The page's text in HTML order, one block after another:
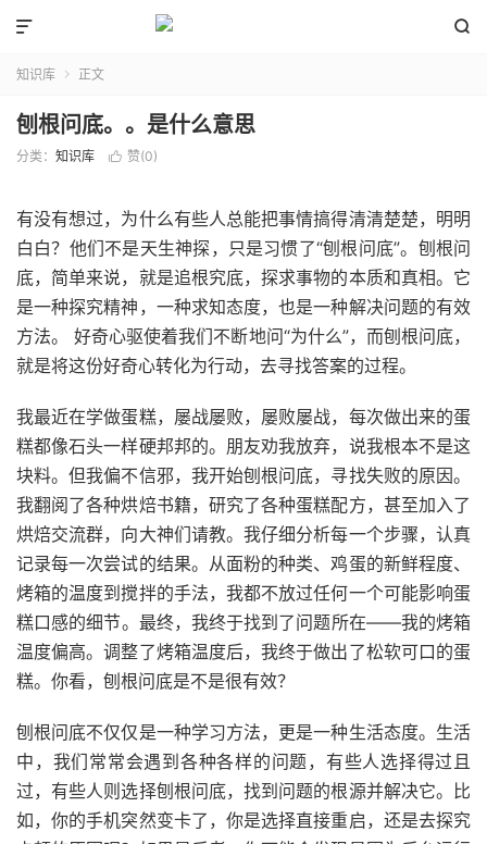


知识库  正文
刨根问底。。是什么意思
分类： 知识库  赞(0)
有没有想过，为什么有些人总能把事情搞得清清楚楚，明明
白白？他们不是天生神探，只是习惯了“刨根问底”。刨根问
底，简单来说，就是追根究底，探求事物的本质和真相。它
是一种探究精神，一种求知态度，也是一种解决问题的有效
方法。 好奇心驱使着我们不断地问“为什么”，而刨根问底，
就是将这份好奇心转化为行动，去寻找答案的过程。
我最近在学做蛋糕，屡战屡败，屡败屡战，每次做出来的蛋
糕都像石头一样硬邦邦的。朋友劝我放弃，说我根本不是这
块料。但我偏不信邪，我开始刨根问底，寻找失败的原因。
我翻阅了各种烘焙书籍，研究了各种蛋糕配方，甚至加入了
烘焙交流群，向大神们请教。我仔细分析每一个步骤，认真
记录每一次尝试的结果。从面粉的种类、鸡蛋的新鲜程度、
烤箱的温度到搅拌的手法，我都不放过任何一个可能影响蛋
糕口感的细节。最终，我终于找到了问题所在——我的烤箱
温度偏高。调整了烤箱温度后，我终于做出了松软可口的蛋
糕。你看，刨根问底是不是很有效？
刨根问底不仅仅是一种学习方法，更是一种生活态度。生活
中，我们常常会遇到各种各样的问题，有些人选择得过且
过，有些人则选择刨根问底，找到问题的根源并解决它。比
如，你的手机突然变卡了，你是选择直接重启，还是去探究